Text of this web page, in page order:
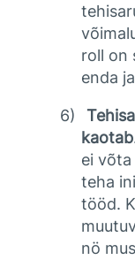
roll on
enda
6)
kaotab
ei
teha
tööd.
nö